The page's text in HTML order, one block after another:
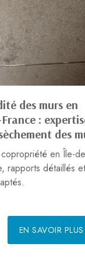
des murs en
:
des
copropriété en Île-
rapports détaillés
EN SAVOIR PLUS